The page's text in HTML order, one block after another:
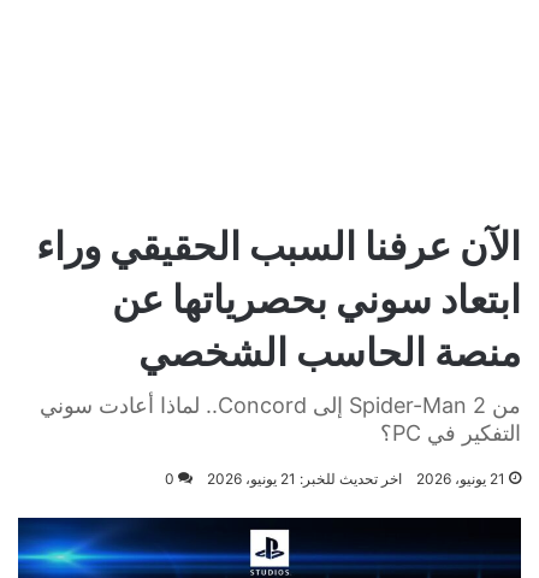
الآن عرفنا السبب الحقيقي وراء
ابتعاد سوني بحصرياتها عن
منصة الحاسب الشخصي
من Spider-Man 2 إلى Concord.. لماذا أعادت سوني
التفكير في PC؟
21 يونيو، 2026 اخر تحديث للخبر: 21 يونيو، 2026 0